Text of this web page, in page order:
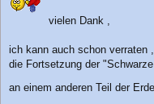
vielen Dank ,
ich kann auch schon verraten
die Fortsetzung der
an einem anderen Teil der